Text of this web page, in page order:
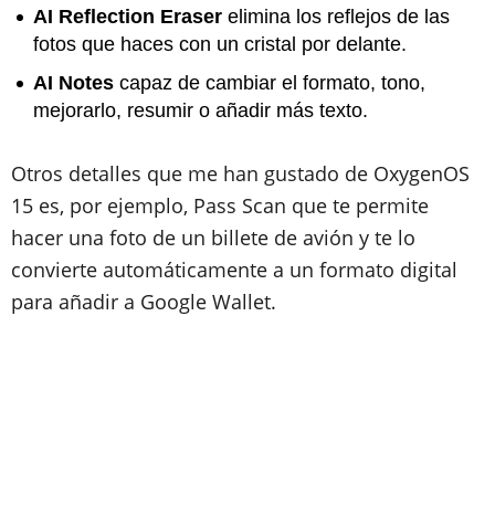
AI Reflection Eraser elimina los reflejos de las
fotos que haces con un cristal por delante.
AI Notes capaz de cambiar el formato, tono,
mejorarlo, resumir o añadir más texto.
Otros detalles que me han gustado de OxygenOS
15 es, por ejemplo, Pass Scan que te permite
hacer una foto de un billete de avión y te lo
convierte automáticamente a un formato digital
para añadir a Google Wallet.